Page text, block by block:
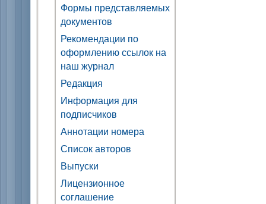
Формы представляемых
документов
Рекомендации по
оформлению ссылок на
наш журнал
Редакция
Информация для
подписчиков
Аннотации номера
Список авторов
Выпуски
Лицензионное
соглашение